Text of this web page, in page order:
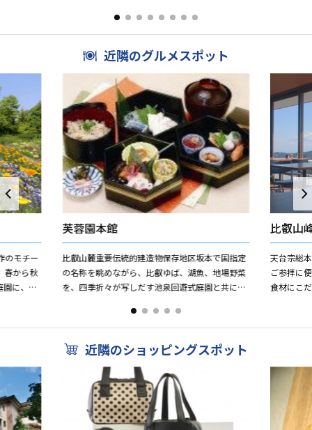
り、庭園散策を楽...
近隣のグルメスポット
のモチー
春から秋
園に、印
芙蓉園本館
比叡山麓重要伝統的建造物保存地区坂本で国指定
の名称を眺めながら、比叡ゆば、湖魚、地場野菜
を、四季折々が写しだす池泉回遊式庭園と共に召
比叡山
天台宗総
ご参拝に
食材にこ
近隣のショッピングスポット